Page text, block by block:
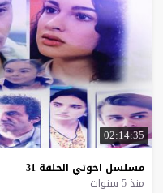
02:14:35
مسلسل اخوتي الحلقة 31
منذ 5 سنوات